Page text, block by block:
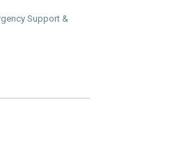
Support &